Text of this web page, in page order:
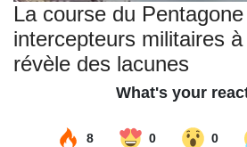
La course du
intercepteurs militaires
révèle des lacunes